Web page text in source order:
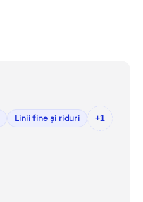
Linii fine și riduri +1